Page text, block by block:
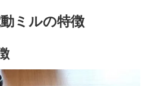
ミルの特徴